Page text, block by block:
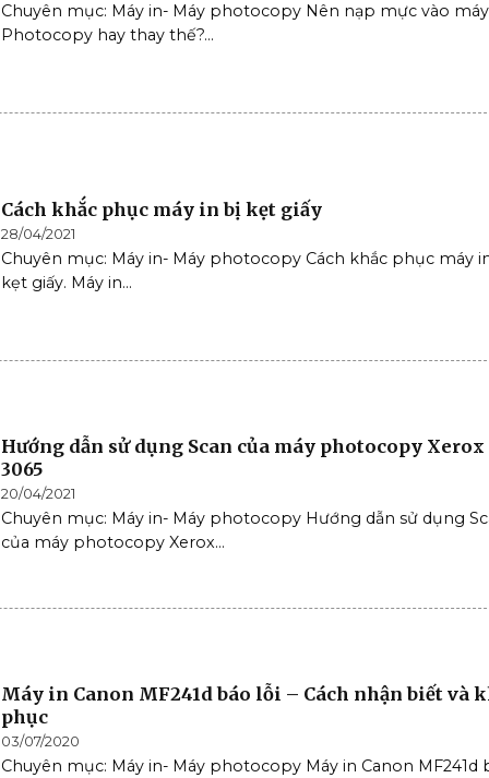
Chuyên mục: Máy in- Máy photocopy Nên nạp mực vào máy
Photocopy hay thay thế?...
Cách khắc phục máy in bị kẹt giấy
28/04/2021
Chuyên mục: Máy in- Máy photocopy Cách khắc phục máy
kẹt giấy. Máy in...
Hướng dẫn sử dụng Scan của máy photocopy Xerox
3065
20/04/2021
Chuyên mục: Máy in- Máy photocopy Hướng dẫn sử dụng
của máy photocopy Xerox...
Máy in Canon MF241d báo lỗi – Cách nhận biết và
phục
03/07/2020
Chuyên mục: Máy in- Máy photocopy Máy in Canon MF241d